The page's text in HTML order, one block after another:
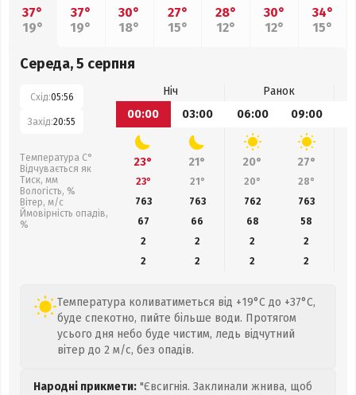
37°
19°
37°
19°
30°
18°
27°
15°
28°
12°
30°
12°
34°
15°
Середа, 5 серпня
Схід:05:56
Захід:20:55
Температура С°
Відчувається як
Тиск, мм
Вологість, %
Вітер, м/с
Ймовірність опадів,
%
Ніч
Ранок
00:00
03:00 06:00 09:00
23° 21° 20° 27°
23° 21° 20° 28°
763
763 762 763
67
66 68 58
2
2 2
2
2
2 2 2
Температура коливатиметься від +19°C до +37°C,
буде спекотно, пийте більше води. Протягом
усього дня небо буде чистим, ледь відчутний
вітер до 2 м/с, без опадів.
Народні прикмети: "Євсигнія. Заклинали жнива, щоб